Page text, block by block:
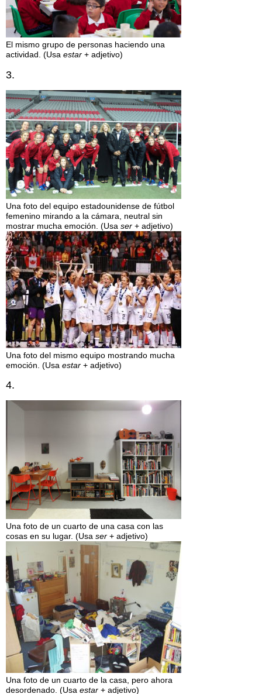
El mismo grupo de personas haciendo una
actividad. (Usaestar + adjetivo)
3.
Una foto del equipo estadounidense de fútbol
femenino mirando a la cámara, neutral sin
mostrar mucha emoción. (Usaser + adjetivo)
Una foto del mismo equipo mostrando mucha
emoción. (Usaestar + adjetivo)
4.
Una foto de un cuarto de una casa con las
cosas en su lugar. (Usaser + adjetivo)
Una foto de un cuarto de la casa, pero ahora
desordenado. (Usaestar + adjetivo)